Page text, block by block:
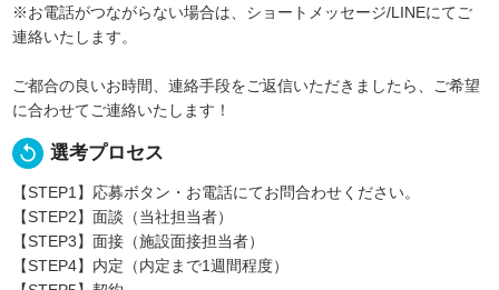
※お電話がつながらない場合は、ショートメッセージ/LINEにてご
連絡いたします。
ご都合の良いお時間、連絡手段をご返信いただきましたら、ご希望
に合わせてご連絡いたします！
replay 選考プロセス
【STEP1】応募ボタン・お電話にてお問合わせください。
【STEP2】面談（当社担当者）
【STEP3】面接（施設面接担当者）
【STEP4】内定（内定まで1週間程度）